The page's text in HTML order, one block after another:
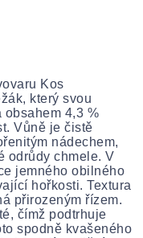
Kos
který svou
4,3 %
Vůně je čistě
nádechem,
odrůdy chmele. V
jemného obilného
hořkosti. Textura
přirozeným řízem.
čímž podtrhuje
spodně kvašeného